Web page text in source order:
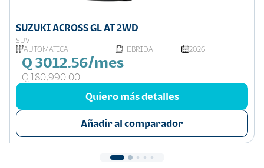
SUZUKI ACROSS GL AT 2WD
SUV
AUTOMÁTICA
HIBRIDA 2026
Q 3012.56/mes
Q 180,990.00
Quiero más detalles
Añadir al comparador